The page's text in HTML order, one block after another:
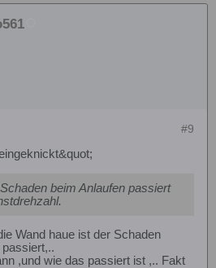
#9
beim Anlaufen passiert
Wand haue ist der Schaden
,und wie das passiert ist ,.. Fakt